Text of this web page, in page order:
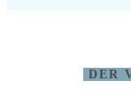
DER